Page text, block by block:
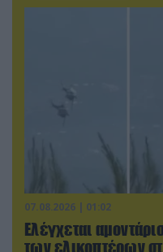
07.08.2026 | 01:02
Ελέγχεται
των ελικοπτέρων